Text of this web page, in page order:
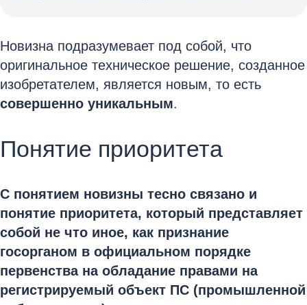
Новизна подразумевает под собой, что
оригинальное техническое решение, созданное
изобретателем, является новым, то есть
совершенно уникальным.
Понятие приоритета
С понятием новизны тесно связано и
понятие приоритета, который представляет
собой не что иное, как признание
госорганом в официальном порядке
первенства на обладание правами на
регистрируемый объект ПС (промышленной